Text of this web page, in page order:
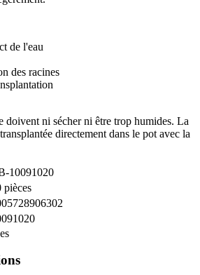
de l'eau
des racines
doivent ni sécher ni être trop humides. La
directement dans le pot avec la
10091020
pièces